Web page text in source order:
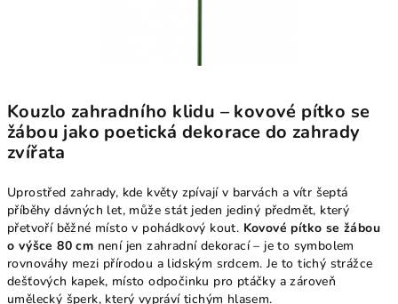
Kouzlo zahradního klidu – kovové pítko se
žábou jako poetická dekorace do zahrady
zvířata
Uprostřed zahrady, kde květy zpívají v barvách a vítr šeptá
příběhy dávných let, může stát jeden jediný předmět, který
přetvoří běžné místo v pohádkový kout. Kovové pítko se žábou
o výšce 80 cm není jen zahradní dekorací – je to symbolem
rovnováhy mezi přírodou a lidským srdcem. Je to tichý strážce
dešťových kapek, místo odpočinku pro ptáčky a zároveň
umělecký šperk, který vypráví tichým hlasem.